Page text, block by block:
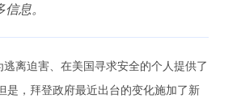
息。
离迫害、在美国寻求安全的个人提供了
是，拜登政府最近出台的变化施加了新